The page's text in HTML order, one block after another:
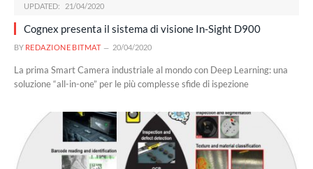
UPDATED: 21/04/2020
Cognex presenta il sistema di visione In-Sight D900
BY REDAZIONE BITMAT 20/04/2020
La prima Smart Camera industriale al mondo con Deep Learning: una
soluzione “all-in-one” per le più complesse sfide di ispezione